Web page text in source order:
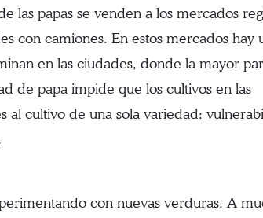
las papas se venden a los mercados
con camiones. En estos mercados hay
en las ciudades, donde la mayor
de papa impide que los cultivos en las
al cultivo de una sola variedad:
con nuevas verduras. A